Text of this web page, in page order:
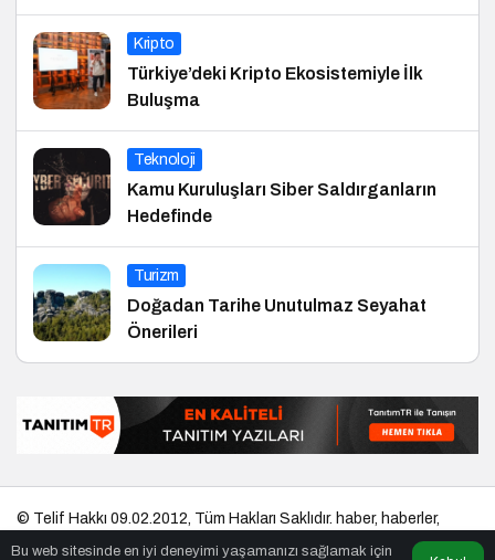
Kripto
Türkiye’deki Kripto Ekosistemiyle İlk
Buluşma
Teknoloji
Kamu Kuruluşları Siber Saldırganların
Hedefinde
Turizm
Doğadan Tarihe Unutulmaz Seyahat
Önerileri
Bu web sitesinde en iyi deneyimi yaşamanızı sağlamak için
© Telif Hakkı 09.02.2012, Tüm Hakları Saklıdır. haber, haberler,
eshaber,